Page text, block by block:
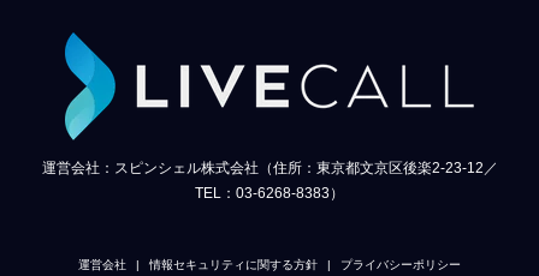
運営会社：スピンシェル株式会社（住所：東京都文京区後楽2-23-12／
TEL：03-6268-8383）
運営会社 情報セキュリティに関する方針 プライバシーポリシー